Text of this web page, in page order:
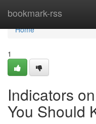
bookmark-rss
Home
Home
1
Indicators
You Should